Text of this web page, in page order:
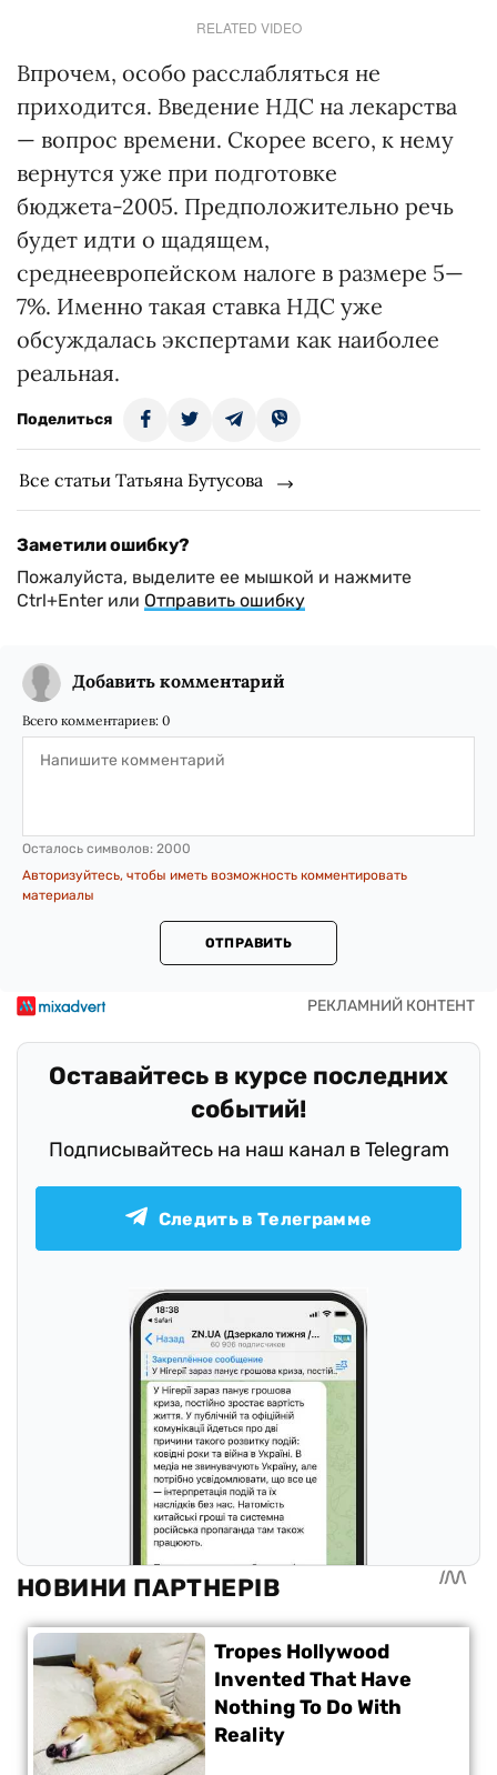
RELATED VIDEO
Впрочем, особо расслабляться не
приходится. Введение НДС на лекарства
— вопрос времени. Скорее всего, к нему
вернутся уже при подготовке
бюджета-2005. Предположительно речь
будет идти о щадящем,
среднеевропейском налоге в размере 5—
7%. Именно такая ставка НДС уже
обсуждалась экспертами как наиболее
реальная.
Поделиться
Все статьи Татьяна Бутусова
Заметили ошибку?
Пожалуйста, выделите ее мышкой и нажмите
Ctrl+Enter или Отправить ошибку
Добавить комментарий
Всего комментариев: 0
Осталось символов: 2000
Авторизуйтесь, чтобы иметь возможность комментировать
материалы
ОТПРАВИТЬ
Оставайтесь в курсе последних
событий!
Подписывайтесь на наш канал в Telegram
Следить в Телеграмме